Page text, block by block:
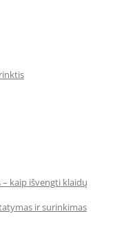
kaip išvengti klaidų
ir surinkimas